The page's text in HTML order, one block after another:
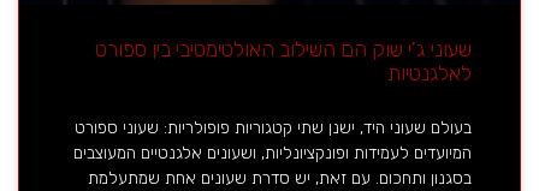
שעוני ג'י שוק הם השילוב האולטימטיבי בין ספורט
לאלגנטיות
בעולם שעוני היד, ישנן שתי קטגוריות פופולריות: שעוני ספורט
המיועדים לעמידות ופונקציונליות, ושעונים אלגנטיים המעוצבים
בסגנון ותחכום. עם זאת, יש סדרת שעונים אחת שמתעלמת